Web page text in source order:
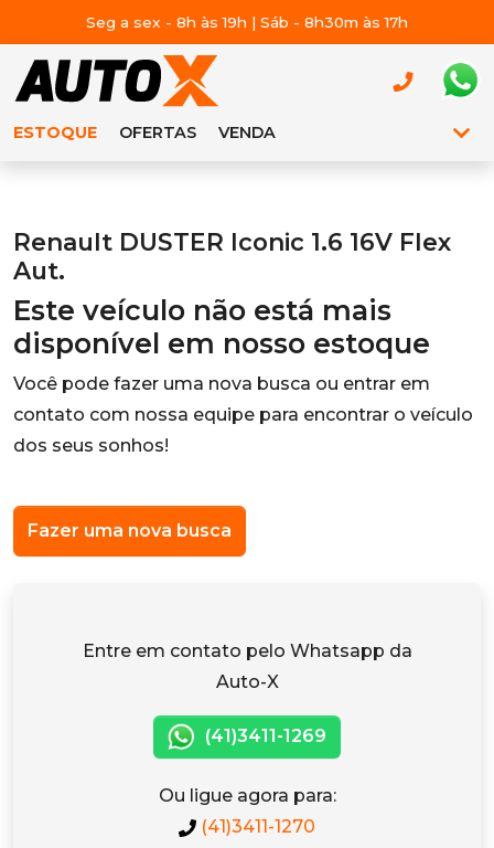
Seg a sex - 8h às 19h | Sáb - 8h30m às 17h
ESTOQUE OFERTAS VENDA
Renault DUSTER Iconic 1.6 16V Flex
Aut.
Este veículo não está mais
disponível em nosso estoque
Você pode fazer uma nova busca ou entrar em
contato com nossa equipe para encontrar o veículo
dos seus sonhos!
Fazer uma nova busca
Entre em contato pelo Whatsapp da
Auto-X
(41)3411-1269
Ou ligue agora para:
(41)3411-1270